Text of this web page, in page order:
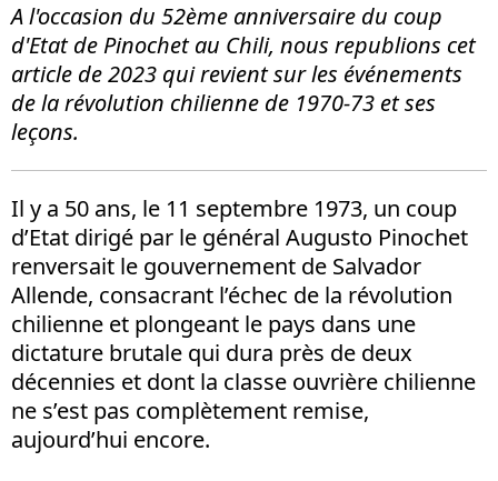
Al'occasion du 52ème anniversaire du coup
d'Etat de Pinochet au Chili, nous republions cet
article de 2023 qui revient sur les événements
de la révolution chilienne de 1970-73 et ses
leçons.
Il y a 50 ans, le 11 septembre 1973, un coup
d’Etat dirigé par le général Augusto Pinochet
renversait le gouvernement de Salvador
Allende, consacrant l’échec de la révolution
chilienne et plongeant le pays dans une
dictature brutale qui dura près de deux
décennies et dont la classe ouvrière chilienne
ne s’est pas complètement remise,
aujourd’hui encore.